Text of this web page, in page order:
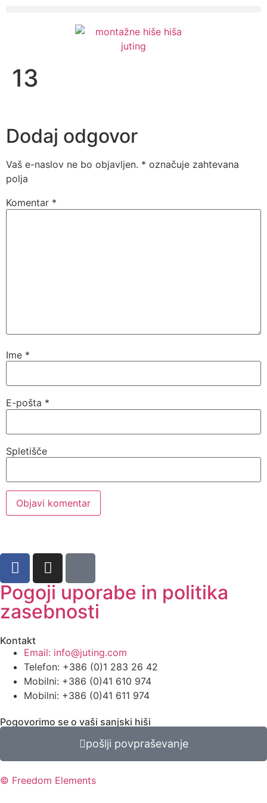
13
Dodaj odgovor
Vaš e-naslov ne bo objavljen. * označuje zahtevana
polja
Komentar *
Ime *
E-pošta *
Spletišče
Pogoji uporabe in politika
zasebnosti
Kontakt
Email: info@juting.com
Telefon: +386 (0)1 283 26 42
Mobilni: +386 (0)41 610 974
Mobilni: +386 (0)41 611 974
Pogovorimo se o vaši sanjski hiši
pošlji povpraševanje
© Freedom Elements